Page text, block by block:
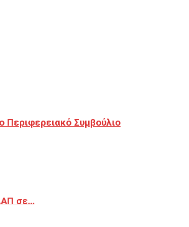
Περιφερειακό Συμβούλιο
σε…